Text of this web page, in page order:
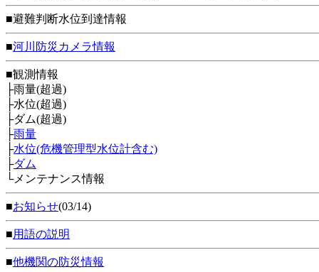
■避難判断水位到達情報
■河川防災カメラ情報
■観測情報
├雨量(超過)
├水位(超過)
├ダム(超過)
├雨量
├水位(危機管理型水位計含む)
├ダム
└メンテナンス情報
■お知らせ(03/14)
■用語の説明
■他機関の防災情報